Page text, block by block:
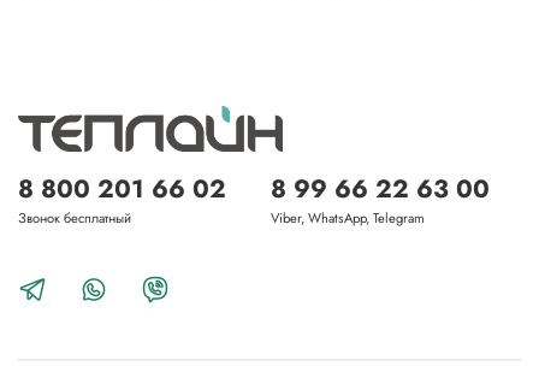
8 800 201 66 02
Звонок бесплатный
8 99 66 22 63 00
Viber, WhatsApp, Telegram